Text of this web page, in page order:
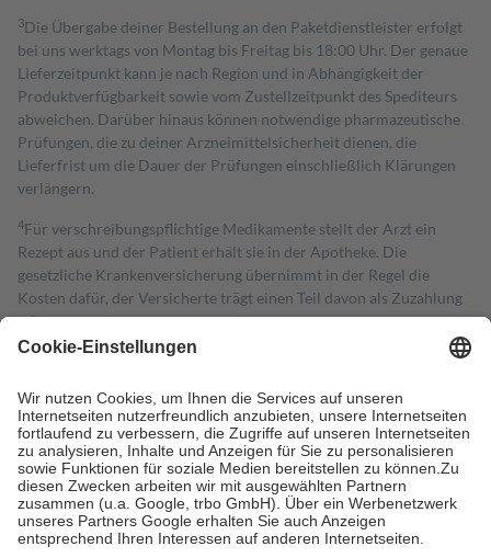
3Die Übergabe deiner Bestellung an den Paketdienstleister erfolgt
bei uns werktags von Montag bis Freitag bis 18:00 Uhr. Der genaue
Lieferzeitpunkt kann je nach Region und in Abhängigkeit der
Produktverfügbarkeit sowie vom Zustellzeitpunkt des Spediteurs
abweichen. Darüber hinaus können notwendige pharmazeutische
Prüfungen, die zu deiner Arzneimittelsicherheit dienen, die
Lieferfrist um die Dauer der Prüfungen einschließlich Klärungen
verlängern.
4Für verschreibungspflichtige Medikamente stellt der Arzt ein
Rezept aus und der Patient erhält sie in der Apotheke. Die
gesetzliche Krankenversicherung übernimmt in der Regel die
Kosten dafür, der Versicherte trägt einen Teil davon als Zuzahlung
mit.
Grundsätzlich leisten Mitglieder Zuzahlungen in Höhe von zehn
höchstens zehn Euro.
Es sind jedoch nie mehr als die tatsächlichen
Kosten der Leistung zu entrichten.
Diese Regeln gelten grundsätzlich auch für Online-Apotheken.
Bei Heilmitteln und häuslicher Krankenpflege beträgt die
Zuzahlung zehn Prozent der Kosten sowie zehn Euro je
Verordnung.
Um das Engagement der Versicherten für ihre eigene Gesundheit zu
stärken und die besondere Stellung der Familie zu unterstützen,